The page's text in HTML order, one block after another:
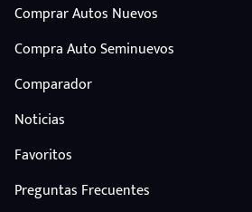
Comprar Autos Nuevos
Compra Auto Seminuevos
Comparador
Noticias
Favoritos
Preguntas Frecuentes